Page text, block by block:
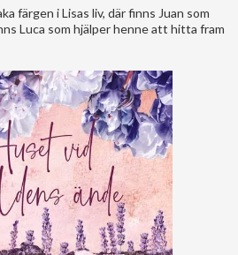
färgen i Lisas liv, där finns Juan som
Luca som hjälper henne att hitta fram